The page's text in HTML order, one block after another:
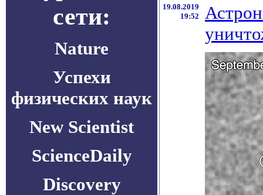
сети:
Nature
Успехи
физических наук
New Scientist
ScienceDaily
Discovery
19.08.2019
19:52